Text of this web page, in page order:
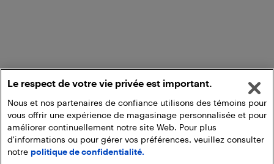
Ajouter au panier
Le respect de votre vie privée est important.
Nous et nos partenaires de confiance utilisons des témoins pour
vous offrir une expérience de magasinage personnalisée et pour
améliorer continuellement notre site Web. Pour plus
d'informations ou pour gérer vos préférences, veuillez consulter
notre politique de confidentialité.